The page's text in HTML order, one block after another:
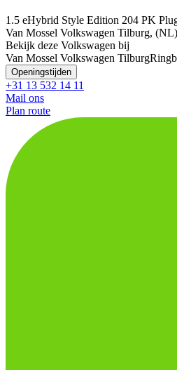
1.5 eHybrid Style Edition 204 PK
Van Mossel Volkswagen Tilburg, (NL)
Bekijk deze Volkswagen bij
Van Mossel Volkswagen Tilburg
Openingstijden
+31 13 532 14 11
Mail ons
Plan route